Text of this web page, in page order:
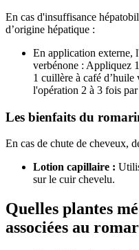
En cas d'insuffisance
d’origine hépatique :
En application externe,
verbénone : Appliquez
1 cuillère à café d’huile
l'opération 2 à 3 fois
Les bienfaits du
En cas de chute de cheveux,
Lotion capillaire :
sur le cuir chevelu.
Quelles plantes
associées au